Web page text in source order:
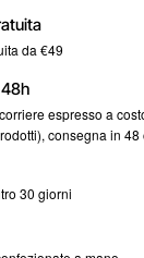
coltivazione
efficaci.
test i prodotti
da €49
espresso a
consegna in 48
30 giorni